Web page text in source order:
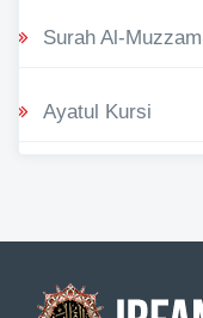
Surah Al-
Ayatul Kursi